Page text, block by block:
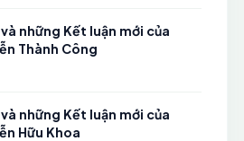
những Kết luận mới của
Thành Công
những Kết luận mới của
Hữu Khoa